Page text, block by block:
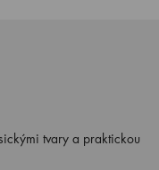
tvary a praktickou